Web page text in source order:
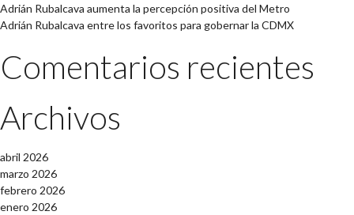
Adrián Rubalcava aumenta la percepción positiva del Metro
Adrián Rubalcava entre los favoritos para gobernar la CDMX
Comentarios recientes
Archivos
abril 2026
marzo 2026
febrero 2026
enero 2026